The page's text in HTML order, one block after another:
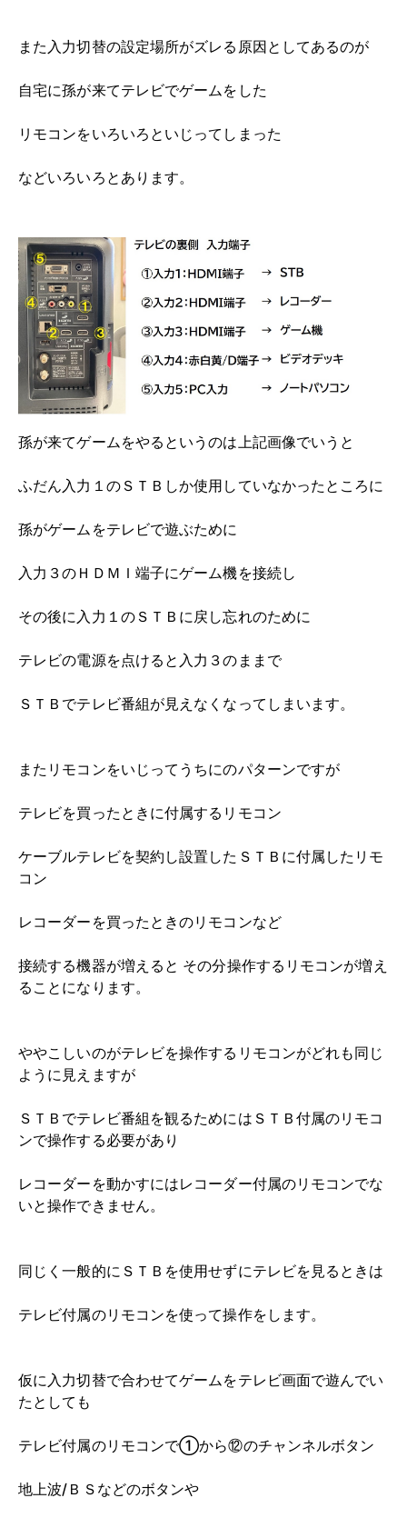
また入力切替の設定場所がズレる原因としてあるのが
自宅に孫が来てテレビでゲームをした
リモコンをいろいろといじってしまった
などいろいろとあります。
孫が来てゲームをやるというのは上記画像でいうと
ふだん入力１のＳＴＢしか使用していなかったところに
孫がゲームをテレビで遊ぶために
入力３のＨＤＭＩ端子にゲーム機を接続し
その後に入力１のＳＴＢに戻し忘れのために
テレビの電源を点けると入力３のままで
ＳＴＢでテレビ番組が見えなくなってしまいます。
またリモコンをいじってうちにのパターンですが
テレビを買ったときに付属するリモコン
ケーブルテレビを契約し設置したＳＴＢに付属したリモ
コン
レコーダーを買ったときのリモコンなど
接続する機器が増えると その分操作するリモコンが増え
ることになります。
ややこしいのがテレビを操作するリモコンがどれも同じ
ように見えますが
ＳＴＢでテレビ番組を観るためにはＳＴＢ付属のリモコ
ンで操作する必要があり
レコーダーを動かすにはレコーダー付属のリモコンでな
いと操作できません。
同じく一般的にＳＴＢを使用せずにテレビを見るときは
テレビ付属のリモコンを使って操作をします。
仮に入力切替で合わせてゲームをテレビ画面で遊んでい
たとしても
テレビ付属のリモコンで①から⑫のチャンネルボタン
地上波/ＢＳなどのボタンや